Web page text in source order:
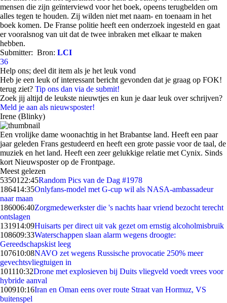
mensen die zijn geïnterviewd voor het boek, opeens terugbelden om
alles tegen te houden. Zij wilden niet met naam- en toenaam in het
boek komen. De Franse politie heeft een onderzoek ingesteld en gaat
er vooralsnog van uit dat de twee inbraken met elkaar te maken
hebben.
Submitter: Bron: LCI
36
Help ons; deel dit item als je het leuk vond
Heb je een leuk of interessant bericht gevonden dat je graag op FOK!
terug ziet? Tip ons dan via de submit!
Zoek jij altijd de leukste nieuwtjes en kun je daar leuk over schrijven?
Meld je aan als nieuwsposter!
Irene (Blinky)
Een vrolijke dame woonachtig in het Brabantse land. Heeft een paar
jaar geleden Frans gestudeerd en heeft een grote passie voor de taal, de
muziek en het land. Heeft een zeer gelukkige relatie met Cynix. Sinds
kort Nieuwsposter op de Frontpage.
Meest gelezen
53501 22:45Random Pics van de Dag #1978
186414:35Onlyfans-model met G-cup wil als NASA-ambassadeur
naar maan
186006:40Zorgmedewerkster die 's nachts haar vriend bezocht terecht
ontslagen
131914:09Huisarts per direct uit vak gezet om ernstig alcoholmisbruik
108609:33Waterschappen slaan alarm wegens droogte:
Gereedschapskist leeg
107610:08NAVO zet wegens Russische provocatie 250% meer
gevechtsvliegtuigen in
101110:32Drone met explosieven bij Duits vliegveld voedt vrees voor
hybride aanval
100910:16Iran en Oman eens over route Straat van Hormuz, VS
buitenspel